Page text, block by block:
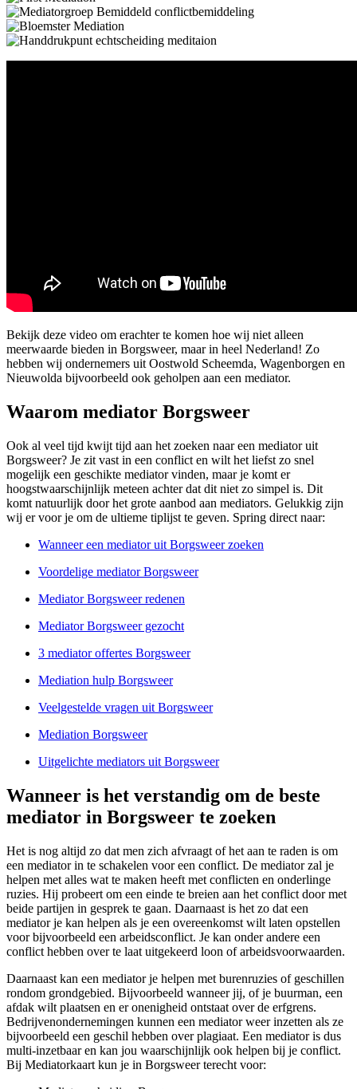
Bekijk deze video om erachter te komen hoe wij niet alleen
meerwaarde bieden in Borgsweer, maar in heel Nederland! Zo
hebben wij ondernemers uit Oostwold Scheemda, Wagenborgen en
Nieuwolda bijvoorbeeld ook geholpen aan een mediator.
Waarom mediator Borgsweer
Ook al veel tijd kwijt tijd aan het zoeken naar een mediator uit
Borgsweer? Je zit vast in een conflict en wilt het liefst zo snel
mogelijk een geschikte mediator vinden, maar je komt er
hoogstwaarschijnlijk meteen achter dat dit niet zo simpel is. Dit
komt natuurlijk door het grote aanbod aan mediators. Gelukkig zijn
wij er voor je om de ultieme tiplijst te geven. Spring direct naar:
Wanneer een mediator uit Borgsweer zoeken
Voordelige mediator Borgsweer
Mediator Borgsweer redenen
Mediator Borgsweer gezocht
3 mediator offertes Borgsweer
Mediation hulp Borgsweer
Veelgestelde vragen uit Borgsweer
Mediation Borgsweer
Uitgelichte mediators uit Borgsweer
Wanneer is het verstandig om de beste
mediator in Borgsweer te zoeken
Het is nog altijd zo dat men zich afvraagt of het aan te raden is om
een mediator in te schakelen voor een conflict. De mediator zal je
helpen met alles wat te maken heeft met conflicten en onderlinge
ruzies. Hij probeert om een einde te breien aan het conflict door met
beide partijen in gesprek te gaan. Daarnaast is het zo dat een
mediator je kan helpen als je een overeenkomst wilt laten opstellen
voor bijvoorbeeld een arbeidsconflict. Je kan onder andere een
conflict hebben over te laat uitgekeerd loon of arbeidsvoorwaarden.
Daarnaast kan een mediator je helpen met burenruzies of geschillen
rondom grondgebied. Bijvoorbeeld wanneer jij, of je buurman, een
afdak wilt plaatsen en er onenigheid ontstaat over de erfgrens.
Bedrijvenondernemingen kunnen een mediator weer inzetten als ze
bijvoorbeeld een geschil hebben over plagiaat. Een mediator is dus
multi-inzetbaar en kan jou waarschijnlijk ook helpen bij je conflict.
Bij Mediatorkaart kun je in Borgsweer terecht voor: